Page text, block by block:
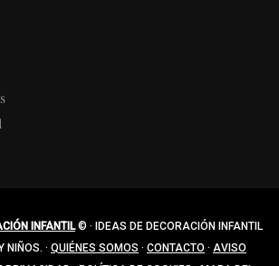
INFANTIL© ·
IDEAS DE DECORACIÓN INFANTIL
NIÑOS. · QUIÉNES SOMOS · CONTACTO · AVISO